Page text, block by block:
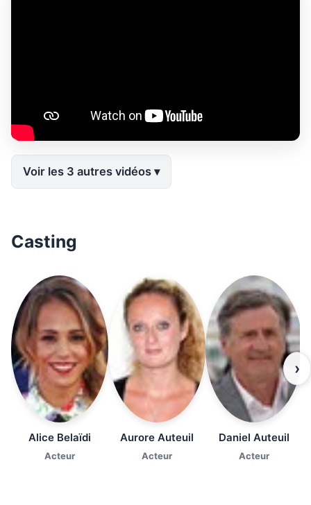
Voir les 3 autres vidéos
Casting
Alice Belaïdi
Acteur
Aurore Auteuil
Acteur
Daniel Auteuil
Acteur
›